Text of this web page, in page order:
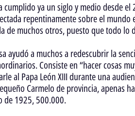
cumplido ya un siglo y medio desde
repentinamente sobre el mundo
de muchos otros, puesto que todo lo
ayudó a muchos a redescubrir la
Consiste en “hacer cosas
al Papa León XIII durante una
Carmelo de provincia, apenas
de 1925, 500.000.